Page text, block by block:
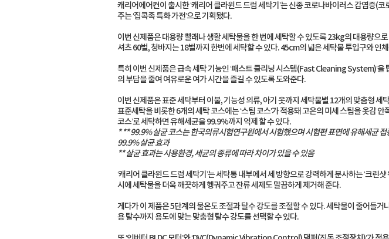
캐리어에어컨이 출시한 ‘캐리어 클라윈드 드럼 세탁기’는 신종 코로나바이러스 감염증(
주는 ‘집콕족 특화 가전’으로 기획됐다.
이번 신제품은 대용량 빨래나 생활 세탁물을 한 번에 세탁할 수 있도록 23kg의 대용량으
셔츠 60벌, 청바지는 18벌까지 한번에 세탁할 수 있다. 45cm의 넓은 세탁물 투입구와 인
특히 이번 신제품은 급속 세탁 기능인 ‘패스트 클리닝 시스템(Fast Cleaning System)’
의 부담을 줄여 여유로운 여가 시간을 즐길 수 있도록 도와준다.
이번 신제품은 표준 세탁부터 이불, 기능성 의류, 아기 옷까지 세탁물별 12개의 맞춤형
표준세탁을 비롯한 6개의 세탁 코스에는 ‘스팀 코스’가 적용돼 고온의 미세 스팀을 옷감
코스’로 세탁하면 유해세균을 99.9%까지 억제 할 수 있다.
* ** 99.9% 살균 코스는 한국의류시험연구원에서 시험했으며 시험편 표면에 유해세균
99.9% 살균 효과
** 살균 효과는 사용환경, 세균의 종류에 따라 차이가 있을 수 있음
‘캐리어 클라윈드 드럼 세탁기’는 세탁통 내부에서 세 방향으로 강력하게 분사하는 ‘크
시에 세탁물을 더욱 깨끗하게 헹궈주고 잔류 세제도 말끔하게 제거해 준다.
게다가 이 제품은 5단계의 물온도 조절과 탈수 강도를 조절할 수 있다. 세탁물이 줄어들
용 탈수까지 용도에 맞는 맞춤형 탈수 강도를 선택할 수 있다.